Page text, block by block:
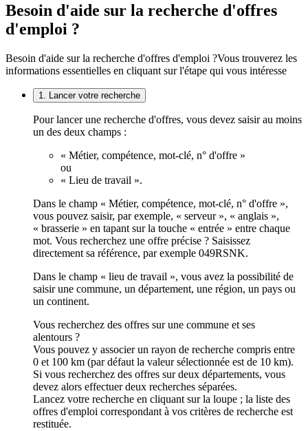
Besoin d'aide sur la recherche d'offres
d'emploi ?
Besoin d'aide sur la recherche d'offres d'emploi ?Vous trouverez les
informations essentielles en cliquant sur l'étape qui vous intéresse
1. Lancer votre recherche
Pour lancer une recherche d'offres, vous devez saisir au moins
un des deux champs :
« Métier, compétence, mot-clé, n° d'offre »
ou
« Lieu de travail ».
Dans le champ « Métier, compétence, mot-clé, n° d'offre »,
vous pouvez saisir, par exemple, « serveur », « anglais »,
« brasserie » en tapant sur la touche « entrée » entre chaque
mot. Vous recherchez une offre précise ? Saisissez
directement sa référence, par exemple 049RSNK.
Dans le champ « lieu de travail », vous avez la possibilité de
saisir une commune, un département, une région, un pays ou
un continent.
Vous recherchez des offres sur une commune et ses
alentours ?
Vous pouvez y associer un rayon de recherche compris entre
0 et 100 km (par défaut la valeur sélectionnée est de 10 km).
Si vous recherchez des offres sur deux départements, vous
devez alors effectuer deux recherches séparées.
Lancez votre recherche en cliquant sur la loupe ; la liste des
offres d'emploi correspondant à vos critères de recherche est
restituée.